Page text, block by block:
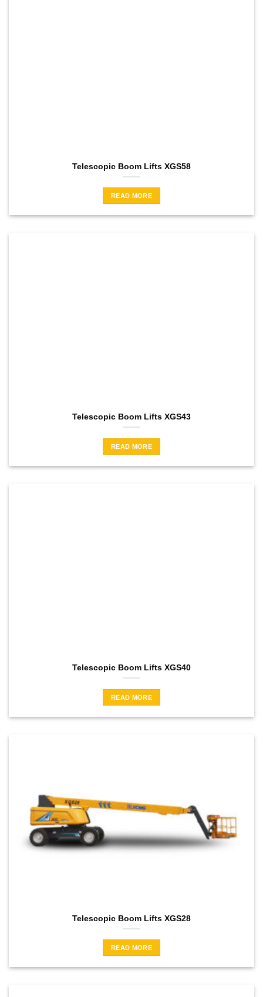
Telescopic Boom Lifts XGS58
READ MORE
Telescopic Boom Lifts XGS43
READ MORE
Telescopic Boom Lifts XGS40
READ MORE
Telescopic Boom Lifts XGS28
READ MORE